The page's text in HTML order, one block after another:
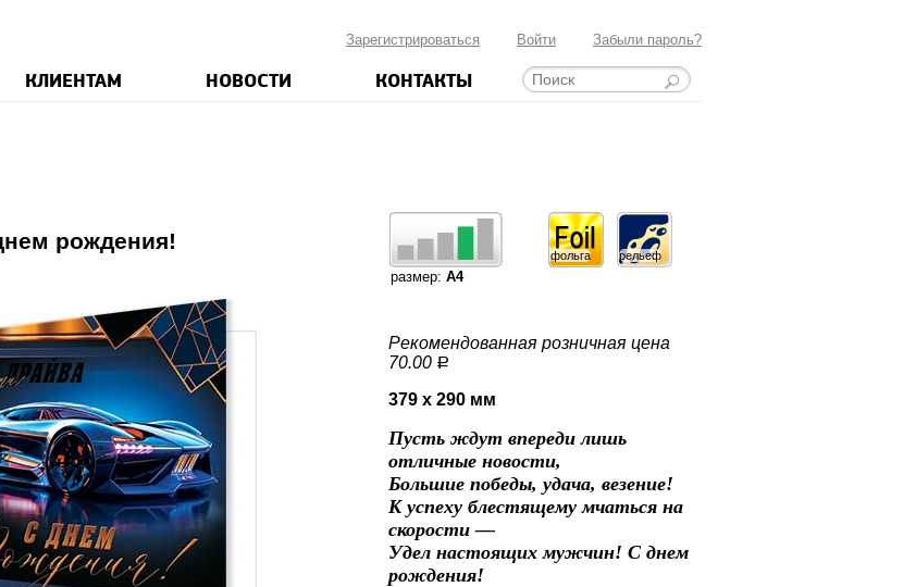
Зарегистрироваться Войти Забыли пароль?
КЛИЕНТАМ НОВОСТИ КОНТАКТЫ
рождения!
размер: А4
фольга рельеф
Рекомендованная розничная цена
70.00 a
379 x 290 мм
Пусть ждут впереди лишь
отличные новости,
Большие победы, удача, везение!
К успеху блестящему мчаться на
скорости —
Удел настоящих мужчин! С днем
рождения!